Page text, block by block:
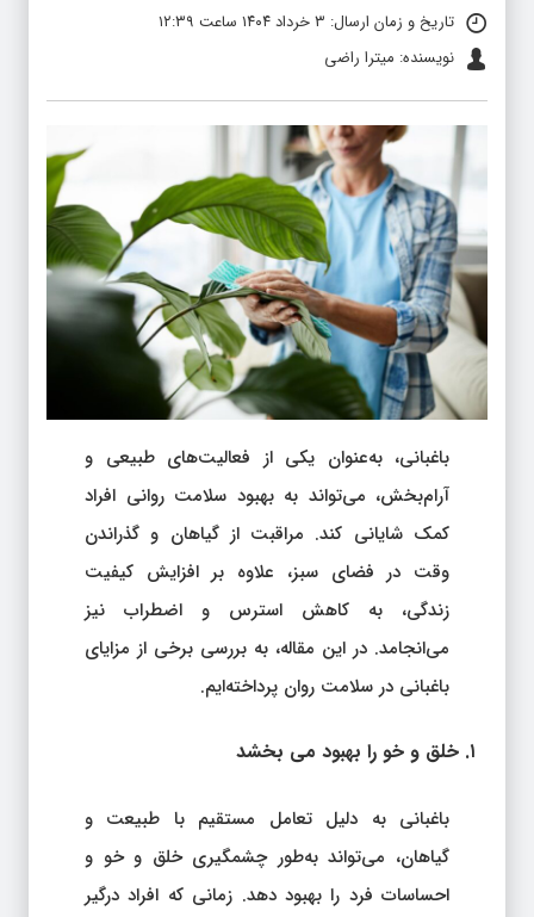
تاریخ و زمان ارسال: ۳ خرداد ۱۴۰۴ ساعت ۱۲:۳۹
نویسنده: میترا راضی
باغبانی، به‌عنوان یکی از فعالیت‌های طبیعی و
آرام‌بخش، می‌تواند به بهبود سلامت روانی افراد
کمک شایانی کند. مراقبت از گیاهان و گذراندن
وقت در فضای سبز، علاوه بر افزایش کیفیت
زندگی، به کاهش استرس و اضطراب نیز
می‌انجامد. در این مقاله، به بررسی برخی از مزایای
باغبانی در سلامت روان پرداخته‌ایم.
۱. خلق و خو را بهبود می‌ بخشد
باغبانی به دلیل تعامل مستقیم با طبیعت و
گیاهان، می‌تواند به‌طور چشمگیری خلق و خو و
احساسات فرد را بهبود دهد. زمانی که افراد درگیر